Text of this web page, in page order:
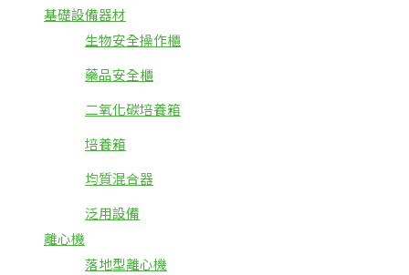
基礎設備器材
生物安全操作櫃
藥品安全櫃
二氧化碳培養箱
培養箱
均質混合器
泛用設備
離心機
落地型離心機